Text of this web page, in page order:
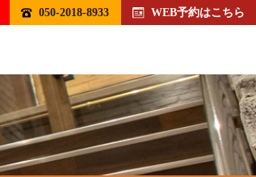
050-2018-8933 WEB予約はこちら